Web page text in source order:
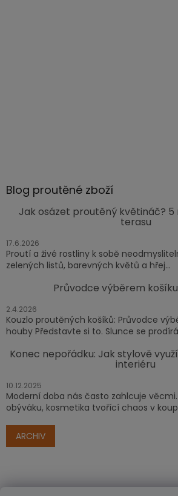
Blog proutěné zboží
Jak osázet proutěný květináč? 5
terasu
17.6.2026
Proutí a živé rostliny k sobě
zelených listů, barevných květů a hřej...
Průvodce výběrem
2.4.2026
Kouzlo proutěných košíků: Průvodce
houby Představte si to. Slunce se
Konec nepořádku: Jak stylově
interiéru
10.12.2025
Moderní doba nás často zahlcuje
obýváku, kosmetika tvořící chaos v
ARCHIV